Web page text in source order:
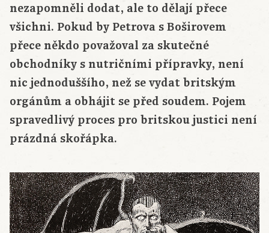
nezapomněli dodat, ale to dělají přece
všichni. Pokud by Petrova s Boširovem
přece někdo považoval za skutečné
obchodníky s nutričními přípravky, není
nic jednoduššího, než se vydat britským
orgánům a obhájit se před soudem. Pojem
spravedlivý proces pro britskou justici není
prázdná skořápka.